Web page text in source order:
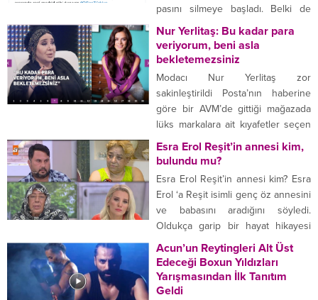
pasını silmeye başladı. Belki de
Acun’un O Ses Türkiye için
bugüne kadar yaptığı en iyi
transferlerden birisi Yıldız abla…
Sırf Yıldız Tilbe için programın her
saniyesini gözünü kırpmadan
binlerce insan var bu ülkede.
Onun...
Nur Yerlitaş: Bu kadar para
veriyorum, beni asla
bekletemezsiniz
Modacı Nur Yerlitaş zor
sakinleştirildi Posta’nın haberine
göre bir AVM’de gittiği mağazada
lüks markalara ait kıyafetler seçen
Nur Yerlitaş denemek için VIP
müşterilere özel kabine yöneldi.
Özpirinçci elbise giyip çıkarıyordu.
“ÇABUK ÇIKSIN” Nur Yerlitaş
görevliye “İçerideki çabuk çıksın. İşi
çok uzadı” dedi. Görevli “Kabinde
Özge Özpirinçci...
Esra Erol Reşit’in annesi kim,
bulundu mu?
Esra Erol Reşit’in annesi kim? Esra
Erol ‘a Reşit isimli genç öz annesini
ve babasını aradığını söyledi.
Oldukça garip bir hayat hikayesi
olan Reşit kendisini büyüten
annesi ile karşı karşıya geldi.
Reşit’in annesi ile ilgili yeni
gelişmeler yaşanıyor. Esra Erol
Acun’un Reytingleri Alt Üst
Edeceği Boxun Yıldızları
Yarışmasından İlk Tanıtım
Geldi